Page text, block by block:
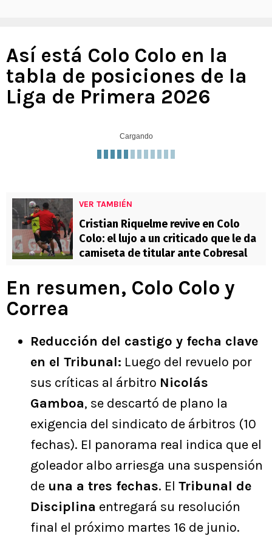
Así está Colo Colo en la
tabla de posiciones de la
Liga de Primera 2026
Cargando
VER TAMBIÉN
Cristian Riquelme revive en Colo
Colo: el lujo a un criticado que le da
camiseta de titular ante Cobresal
En resumen, Colo Colo y
Correa
Reducción del castigo y fecha clave
en el Tribunal: Luego del revuelo por
sus críticas al árbitro Nicolás
Gamboa, se descartó de plano la
exigencia del sindicato de árbitros (10
fechas). El panorama real indica que el
goleador albo arriesga una suspensión
de una a tres fechas. El Tribunal de
Disciplina entregará su resolución
final el próximo martes 16 de junio.